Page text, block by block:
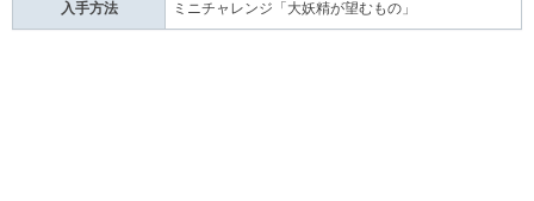
入手方法 ミニチャレンジ「大妖精が望むもの」